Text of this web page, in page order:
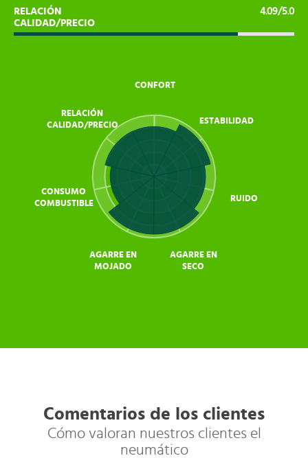
RELACIÓN
CALIDAD/PRECIO
4.09/5.0
CONFORT
ESTABILIDAD
RUIDO
AGARRE EN
SECO
AGARRE EN
MOJADO
CONSUMO
COMBUSTIBLE
RELACIÓN
CALIDAD/PRECIO
Comentarios de los clientes
Cómo valoran nuestros clientes el
neumático